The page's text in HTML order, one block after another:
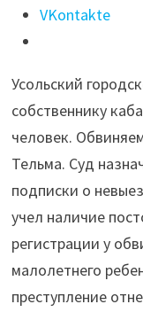
хозяину
кабана,
укуса
которого
погиб
человек,
избрали
меру
пресечения"
VKontakte
Усольский
собственнику
человек.
Тельма. Суд
подписки о
учел наличие
регистрации у
малолетнего
преступление